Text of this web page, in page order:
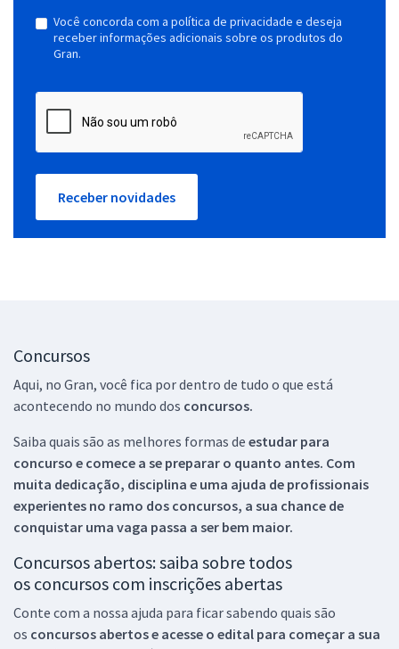
Você concorda com a política de privacidade e deseja
receber informações adicionais sobre os produtos do
Gran.
Receber novidades
Concursos
Aqui, no Gran, você fica por dentro de tudo o que está
acontecendo no mundo dos concursos.
Saiba quais são as melhores formas de estudar para
concurso e comece a se preparar o quanto antes. Com
muita dedicação, disciplina e uma ajuda de profissionais
experientes no ramo dos concursos, a sua chance de
conquistar uma vaga passa a ser bem maior.
Concursos abertos: saiba sobre todos
os concursos com inscrições abertas
Conte com a nossa ajuda para ficar sabendo quais são
os concursos abertos e acesse o edital para começar a sua